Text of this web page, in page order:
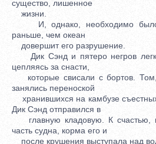
существо, лишенное
жизни.
И, однако, необходимо было
раньше, чем океан
довершит его разрушение.
Дик Сэнд и пятеро негров
цепляясь за снасти,
которые свисали с бортов.
занялись переноской
хранившихся на камбузе
Дик Сэнд отправился в
главную кладовую. К счастью,
часть судна, корма его и
после крушения выступала над